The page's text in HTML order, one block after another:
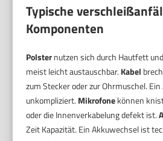
Typische
Komponenten
Polsternutzen sich durch Hautfett
meist leicht austauschbar. Kabel
zum Stecker oder zur Ohrmuschel.
unkompliziert. Mikrofonekönnen
oder die Innenverkabelung defekt ist.
Zeit Kapazität. Ein Akkuwechsel ist